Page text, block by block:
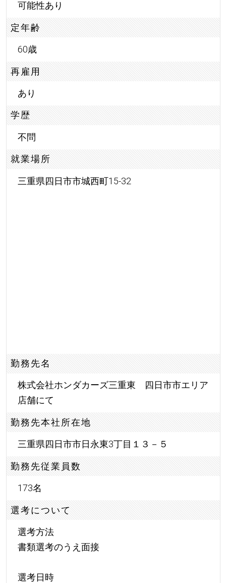
可能性あり
定年齢
60歳
再雇用
あり
学歴
不問
就業場所
三重県四日市市城西町15-32
勤務先名
株式会社ホンダカーズ三重東 四日市市エリア
店舗にて
勤務先本社所在地
三重県四日市市日永東3丁目１３－５
勤務先従業員数
173名
選考について
選考方法
書類選考のうえ面接
選考日時